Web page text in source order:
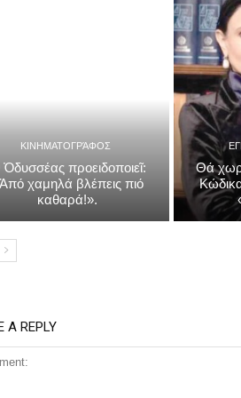
ΚΙΝΗΜΑΤΟΓΡΆΦΟΣ
προειδοποιεῖ:
χαμηλά βλέπεις πιό
καθαρά!».
Θά
A REPLY